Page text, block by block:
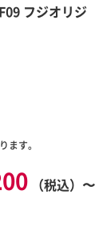
フジオリジ
ます。
（税込）〜